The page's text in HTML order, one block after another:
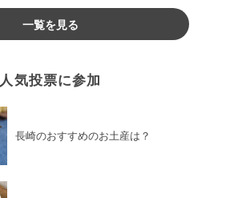
一覧を見る
人気投票に参加
長崎のおすすめのお土産は？